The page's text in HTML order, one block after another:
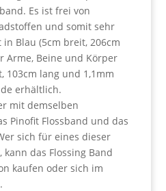
Es ist frei von
und somit sehr
Blau (5cm breit, 206cm
Arme, Beine und Körper
103cm lang und 1,1mm
erhältlich.
mit demselben
Pinofit Flossband und das
sich für eines dieser
das Flossing Band
kaufen oder sich im